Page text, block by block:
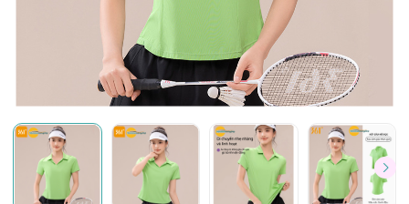
Mã giảm giá:
Điều kiện: